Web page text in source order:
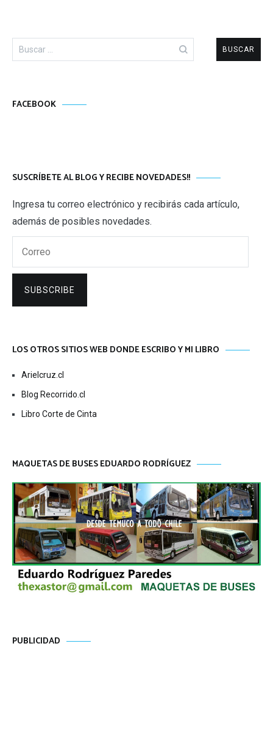
Buscar:
FACEBOOK
SUSCRÍBETE AL BLOG Y RECIBE NOVEDADES!!
Ingresa tu correo electrónico y recibirás cada artículo,
además de posibles novedades.
SUBSCRIBE
LOS OTROS SITIOS WEB DONDE ESCRIBO Y MI LIBRO
Arielcruz.cl
Blog Recorrido.cl
Libro Corte de Cinta
MAQUETAS DE BUSES EDUARDO RODRÍGUEZ
PUBLICIDAD